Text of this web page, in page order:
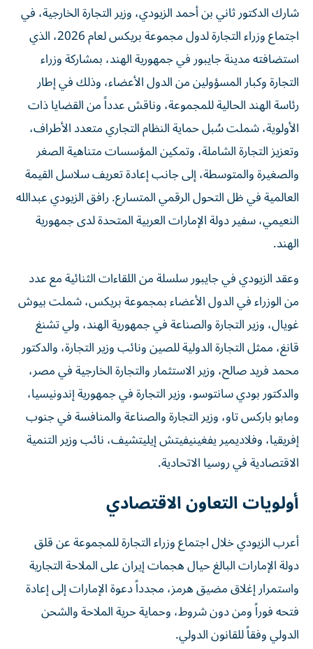
شارك الدكتور ثاني بن أحمد الزيودي، وزير التجارة الخارجية، في
اجتماع وزراء التجارة لدول مجموعة بريكس لعام 2026، الذي
استضافته مدينة جايبور في جمهورية الهند، بمشاركة وزراء
التجارة وكبار المسؤولين من الدول الأعضاء، وذلك في إطار
رئاسة الهند الحالية للمجموعة، وناقش عدداً من القضايا ذات
الأولوية، شملت سُبل حماية النظام التجاري متعدد الأطراف،
وتعزيز التجارة الشاملة، وتمكين المؤسسات متناهية الصغر
والصغيرة والمتوسطة، إلى جانب إعادة تعريف سلاسل القيمة
العالمية في ظل التحول الرقمي المتسارع. رافق الزيودي عبدالله
النعيمي، سفير دولة الإمارات العربية المتحدة لدى جمهورية
الهند.
وعقد الزيودي في جايبور سلسلة من اللقاءات الثنائية مع عدد
من الوزراء في الدول الأعضاء بمجموعة بريكس، شملت بيوش
غويال، وزير التجارة والصناعة في جمهورية الهند، ولي تشنغ
قانغ، ممثل التجارة الدولية للصين ونائب وزير التجارة، والدكتور
محمد فريد صالح، وزير الاستثمار والتجارة الخارجية في مصر،
والدكتور بودي سانتوسو، وزير التجارة في جمهورية إندونيسيا،
ومابو باركس تاو، وزير التجارة والصناعة والمنافسة في جنوب
إفريقيا، وفلاديمير يفغينيفيتش إيليتشيف، نائب وزير التنمية
الاقتصادية في روسيا الاتحادية.
أولويات التعاون الاقتصادي
أعرب الزيودي خلال اجتماع وزراء التجارة للمجموعة عن قلق
دولة الإمارات البالغ حيال هجمات إيران على الملاحة التجارية
واستمرار إغلاق مضيق هرمز، مجدداً دعوة الإمارات إلى إعادة
فتحه فوراً ومن دون شروط، وحماية حرية الملاحة والشحن
الدولي وفقاً للقانون الدولي.